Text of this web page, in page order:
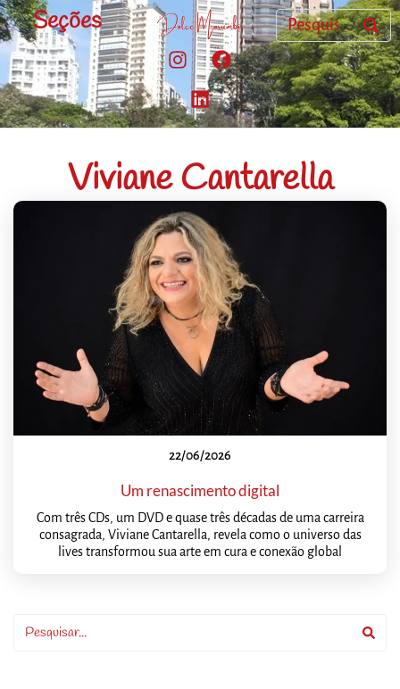
Seções
Viviane Cantarella
22/06/2026
Um renascimento digital
Com três CDs, um DVD e quase três décadas de uma carreira
consagrada, Viviane Cantarella, revela como o universo das
lives transformou sua arte em cura e conexão global